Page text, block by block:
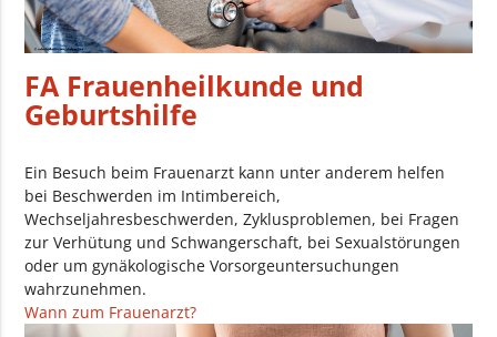
FA Frauenheilkunde und
Geburtshilfe
Ein Besuch beim Frauenarzt kann unter anderem helfen
bei Beschwerden im Intimbereich,
Wechseljahresbeschwerden, Zyklusproblemen, bei Fragen
zur Verhütung und Schwangerschaft, bei Sexualstörungen
oder um gynäkologische Vorsorgeuntersuchungen
wahrzunehmen.
Wann zum Frauenarzt?